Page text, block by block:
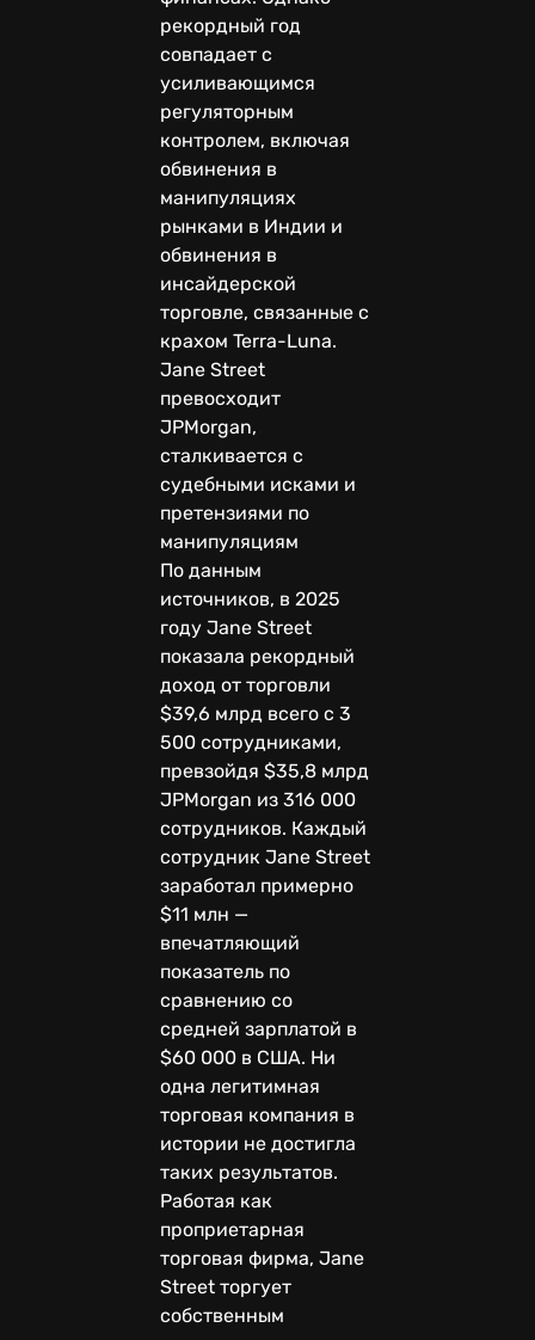
рекордный год
совпадает с
усиливающимся
регуляторным
контролем, включая
обвинения в
манипуляциях
рынками в Индии и
обвинения в
инсайдерской
торговле, связанные с
крахом Terra-Luna.
Jane Street
превосходит
JPMorgan,
сталкивается с
судебными исками и
претензиями по
манипуляциям
По данным
источников, в 2025
году Jane Street
показала рекордный
доход от торговли
$39,6 млрд всего с 3
500 сотрудниками,
превзойдя $35,8 млрд
JPMorgan из 316 000
сотрудников. Каждый
сотрудник Jane Street
заработал примерно
$11 млн —
впечатляющий
показатель по
сравнению со
средней зарплатой в
$60 000 в США. Ни
одна легитимная
торговая компания в
истории не достигла
таких результатов.
Работая как
проприетарная
торговая фирма, Jane
Street торгует
собственным